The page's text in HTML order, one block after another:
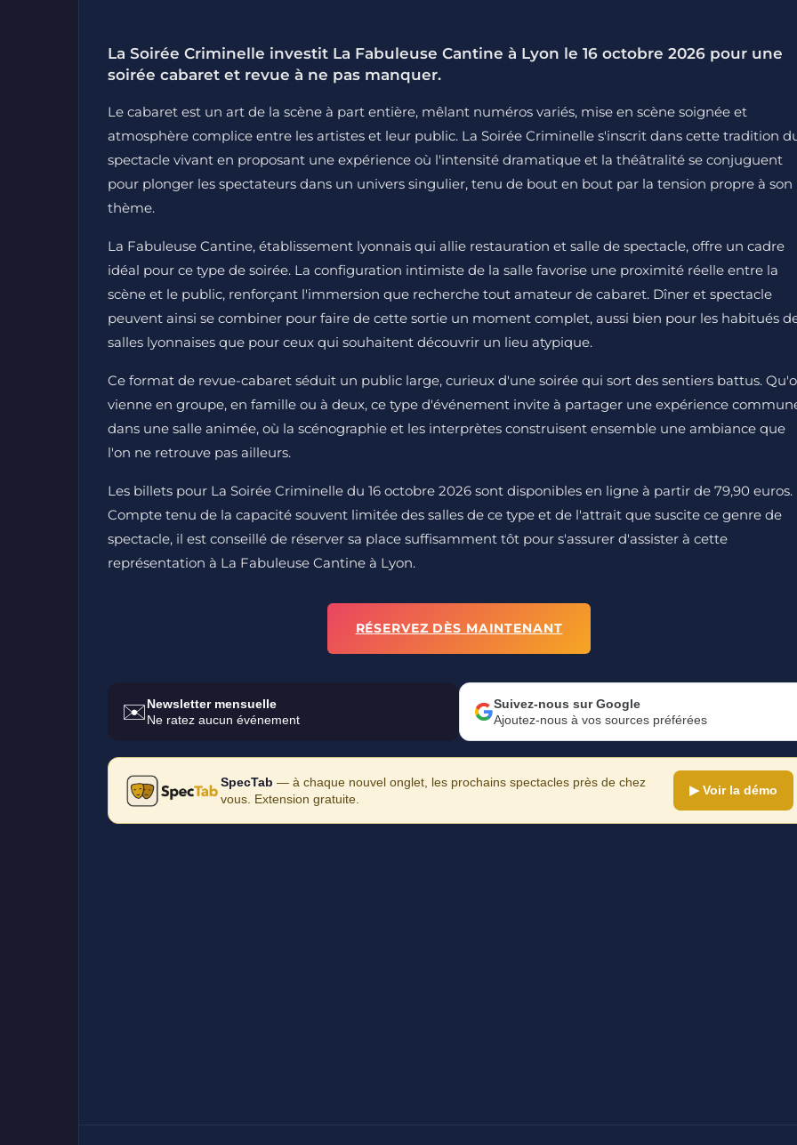
La Soirée Criminelle investit La Fabuleuse Cantine à Lyon le 16 octobre 2026 pour une
soirée cabaret et revue à ne pas manquer.
Le cabaret est un art de la scène à part entière, mêlant numéros variés, mise en scène soignée et
atmosphère complice entre les artistes et leur public. La Soirée Criminelle s'inscrit dans cette tradition
spectacle vivant en proposant une expérience où l'intensité dramatique et la théâtralité se conjuguent
pour plonger les spectateurs dans un univers singulier, tenu de bout en bout par la tension propre à son
thème.
La Fabuleuse Cantine, établissement lyonnais qui allie restauration et salle de spectacle, offre un cadre
idéal pour ce type de soirée. La configuration intimiste de la salle favorise une proximité réelle entre la
scène et le public, renforçant l'immersion que recherche tout amateur de cabaret. Dîner et spectacle
peuvent ainsi se combiner pour faire de cette sortie un moment complet, aussi bien pour les habitués
salles lyonnaises que pour ceux qui souhaitent découvrir un lieu atypique.
Ce format de revue-cabaret séduit un public large, curieux d'une soirée qui sort des sentiers battus.
vienne en groupe, en famille ou à deux, ce type d'événement invite à partager une expérience
dans une salle animée, où la scénographie et les interprètes construisent ensemble une ambiance que
l'on ne retrouve pas ailleurs.
Les billets pour La Soirée Criminelle du 16 octobre 2026 sont disponibles en ligne à partir de 79,90 euros.
Compte tenu de la capacité souvent limitée des salles de ce type et de l'attrait que suscite ce genre de
spectacle, il est conseillé de réserver sa place suffisamment tôt pour s'assurer d'assister à cette
représentation à La Fabuleuse Cantine à Lyon.
RÉSERVEZ DÈS MAINTENANT
✉️Newsletter mensuelle
Ne ratez aucun événement
Suivez-nous sur Google
Ajoutez-nous à vos sources préférées
SpecTab — à chaque nouvel onglet, les prochains spectacles près de chez
vous. Extension gratuite.
▶ Voir la démo